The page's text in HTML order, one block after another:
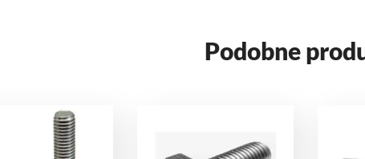
Podobne